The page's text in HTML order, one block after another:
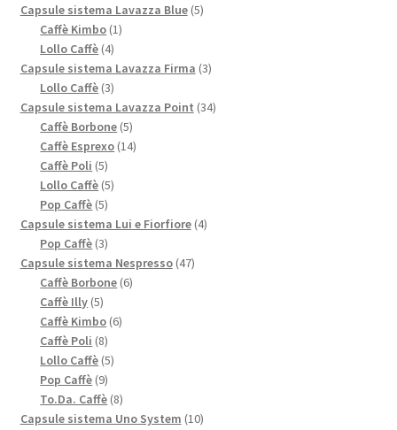
prodotti
Capsule sistema Lavazza Blue 55
Caffè Kimbo 11
Lollo Caffè 44
prodotti
Capsule sistema Lavazza Firma 33
Lollo Caffè 33
prodotti
Capsule sistema Lavazza Point 3434
Caffè Borbone 55
prodotti
Caffè Esprexo 1414
Caffè Poli 55
prodotti
Lollo Caffè 55
Pop Caffè 55
prodotti
Capsule sistema Lui e Fiorfiore 44
Pop Caffè 33
prodotti
Capsule sistema Nespresso 4747
Caffè Borbone 66
Caffè Illy 55
prodotti
Caffè Kimbo 66
Caffè Poli 88
prodotti
Lollo Caffè 55
Pop Caffè 99
prodotti
To.Da. Caffè 88
prodotti
Capsule sistema Uno System 1010